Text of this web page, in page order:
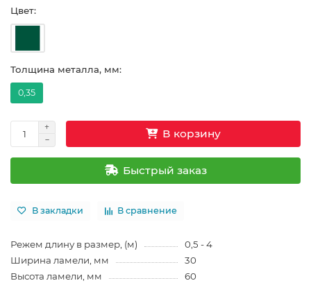
Цвет:
Толщина металла, мм:
0,35
В корзину
Быстрый заказ
В закладки В сравнение
Режем длину в размер, (м)
0,5 - 4
Ширина ламели, мм
30
Высота ламели, мм
60